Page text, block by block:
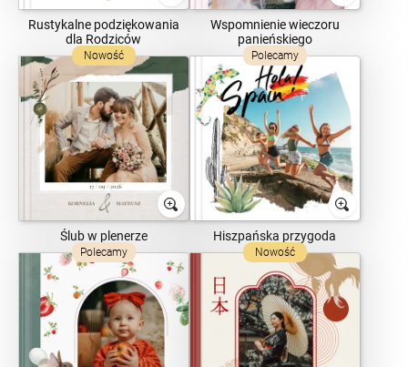
Rustykalne podziękowania
dla Rodziców
Wspomnienie wieczoru
panieńskiego
Nowość
Ślub w plenerze
Polecamy
Hiszpańska przygoda
Polecamy Nowość